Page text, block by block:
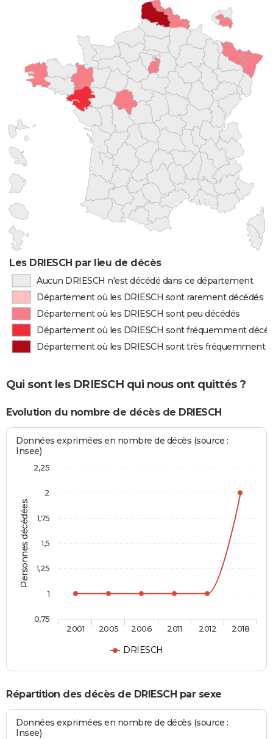
Les DRIESCH par lieu de décès
Aucun DRIESCH n'est décédé dans ce département
Département où les DRIESCH sont rarement décédés
Département où les DRIESCH sont peu décédés
Département où les DRIESCH sont fréquemment
Département où les DRIESCH sont très fréquemment
Qui sont les DRIESCH qui nous ont quittés ?
Evolution du nombre de décès de DRIESCH
Personnes décédées
Données exprimées en nombre de décès (source :
Insee)
DRIESCH
2001 2005 2006 2011 2012 2018
0,75
1
1,25
1,5
1,75
2
2,25
Répartition des décès de DRIESCH par sexe
Données exprimées en nombre de décès (source :
Insee)